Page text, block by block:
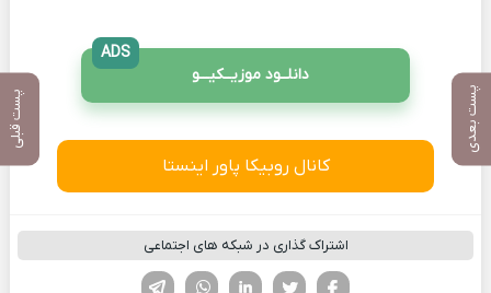
پست بعدی پست قبلی
دانلــود موزیــکیـــو
ADS
کانال روبیکا پاور اینستا
اشتراک گذاری در شبکه های اجتماعی
لینکدین تویتر
فیسوک